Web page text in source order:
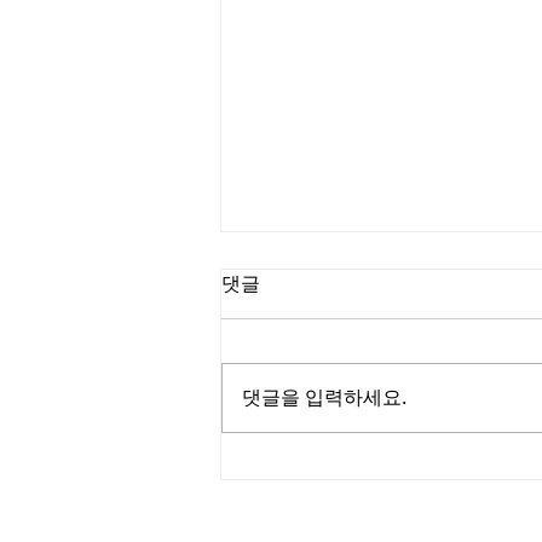
댓글
댓글을 입력하세요.